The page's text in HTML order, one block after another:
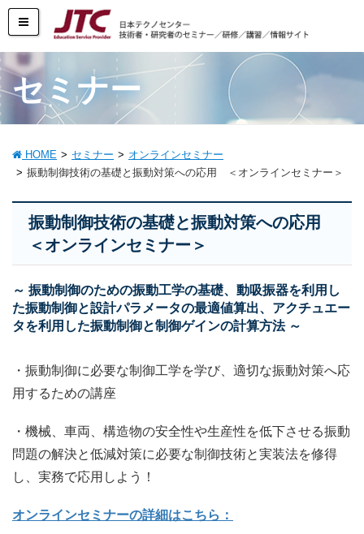
セミナー
HOME セミナー
オンラインセミナー
振動制御技術の基礎と振動対策への応用 ＜オンラインセミナー＞
振動制御技術の基礎と振動対策への応用
＜オンラインセミナー＞
～ 振動制御のための振動工学の基礎、動吸振器を利用し
た振動制御と設計パラメータの最適値算出、アクチュエー
タを利用した振動制御と制御ゲインの計算方法 ～
・振動制御に必要な制御工学を学び、適切な振動対策へ応
用するための講座
・機械、車両、構造物の安全性や生産性を低下させる振動
問題の解決と低減対策に必要な制御技術と実装法を修得
し、実務で応用しよう！
オンラインセミナーの詳細はこちら：